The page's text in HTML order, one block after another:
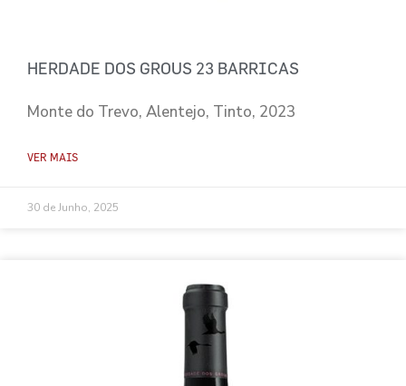
HERDADE DOS GROUS 23 BARRICAS
Monte do Trevo, Alentejo, Tinto, 2023
VER MAIS
30 de Junho, 2025